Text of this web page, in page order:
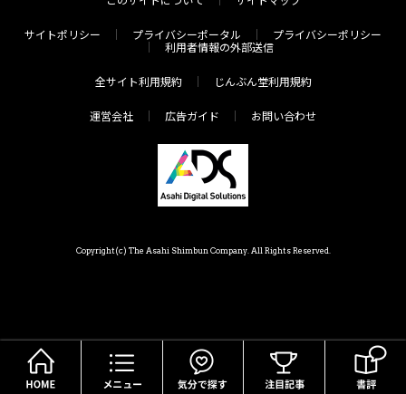
サイトポリシー プライバシーポータル
プライバシーポリシー
利用者情報の外部送信
全サイト利用規約 じんぶん堂利用規約
運営会社 広告ガイド お問い合わせ
Copyright(c) The Asahi Shimbun Company. All Rights Reserved.